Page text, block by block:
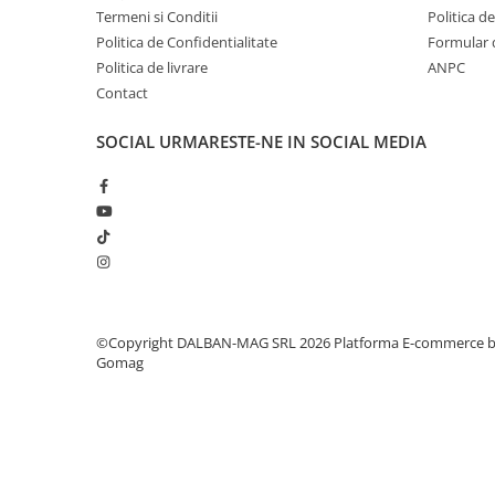
substratului din SUA pentru a proteja ochii de radiatiile
Suferiti dureri de
Termeni si Conditii
Politica de Confidentialitate
Politica de livrare
Contact
Politica
Formular
ANPC
SOCIAL URMARESTE-NE IN SOCIAL MEDIA
©Copyright DALBAN-MAG SRL 2026 Platforma E-commerce
Gomag